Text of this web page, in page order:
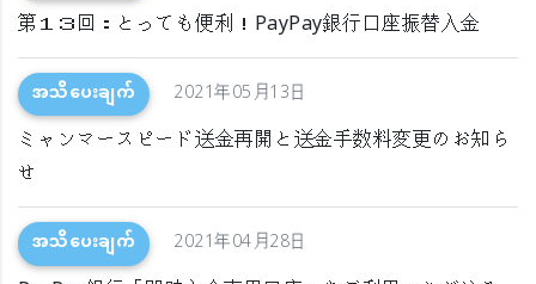
第１３回：とっても便利！PayPay銀行口座振替入金
အသိပေးချက် 2021年05月13日
ミャンマースピード送金再開と送金手数料変更のお知ら
せ
အသိပေးချက် 2021年04月28日